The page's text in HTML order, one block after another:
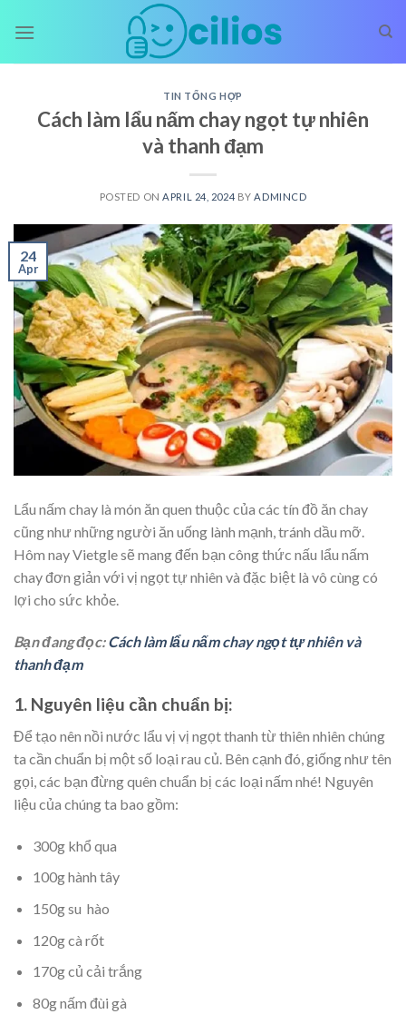
TIN TỔNG HỢP
Cách làm lẩu nấm chay ngọt tự nhiên
và thanh đạm
POSTED ON APRIL 24, 2024 BY ADMINCD
24
Apr
Lẩu nấm chay là món ăn quen thuộc của các tín đồ ăn chay
cũng như những người ăn uống lành mạnh, tránh dầu mỡ.
Hôm nay Vietgle sẽ mang đến bạn công thức nấu lẩu nấm
chay đơn giản với vị ngọt tự nhiên và đặc biệt là vô cùng có
lợi cho sức khỏe.
Bạn đang đọc:Cách làm lẩu nấm chay ngọt tự nhiên và
thanh đạm
1. Nguyên liệu cần chuẩn bị:
Để tạo nên nồi nước lẩu vị vị ngọt thanh từ thiên nhiên chúng
ta cần chuẩn bị một số loại rau củ. Bên cạnh đó, giống như tên
gọi, các bạn đừng quên chuẩn bị các loại nấm nhé! Nguyên
liệu của chúng ta bao gồm:
300g khổ qua
100g hành tây
150g su hào
120g cà rốt
170g củ cải trắng
80g nấm đùi gà